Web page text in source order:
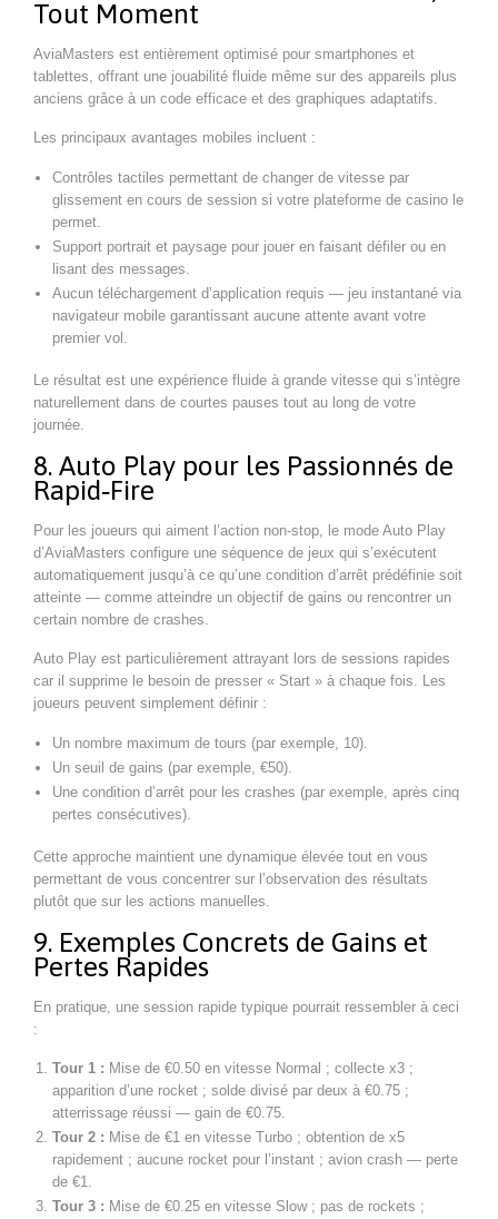
Tout Moment
AviaMasters est entièrement optimisé pour smartphones et
tablettes, offrant une jouabilité fluide même sur des appareils plus
anciens grâce à un code efficace et des graphiques adaptatifs.
Les principaux avantages mobiles incluent :
Contrôles tactiles permettant de changer de vitesse par
glissement en cours de session si votre plateforme de casino le
permet.
Support portrait et paysage pour jouer en faisant défiler ou en
lisant des messages.
Aucun téléchargement d’application requis — jeu instantané via
navigateur mobile garantissant aucune attente avant votre
premier vol.
Le résultat est une expérience fluide à grande vitesse qui s’intègre
naturellement dans de courtes pauses tout au long de votre
journée.
8. Auto Play pour les Passionnés de
Rapid‑Fire
Pour les joueurs qui aiment l’action non-stop, le mode Auto Play
d’AviaMasters configure une séquence de jeux qui s’exécutent
automatiquement jusqu’à ce qu’une condition d’arrêt prédéfinie soit
atteinte — comme atteindre un objectif de gains ou rencontrer un
certain nombre de crashes.
Auto Play est particulièrement attrayant lors de sessions rapides
car il supprime le besoin de presser « Start » à chaque fois. Les
joueurs peuvent simplement définir :
Un nombre maximum de tours (par exemple, 10).
Un seuil de gains (par exemple, €50).
Une condition d’arrêt pour les crashes (par exemple, après cinq
pertes consécutives).
Cette approche maintient une dynamique élevée tout en vous
permettant de vous concentrer sur l’observation des résultats
plutôt que sur les actions manuelles.
9. Exemples Concrets de Gains et
Pertes Rapides
En pratique, une session rapide typique pourrait ressembler à ceci
:
Tour 1 : Mise de €0.50 en vitesse Normal ; collecte x3 ;
apparition d’une rocket ; solde divisé par deux à €0.75 ;
atterrissage réussi — gain de €0.75.
Tour 2 : Mise de €1 en vitesse Turbo ; obtention de x5
rapidement ; aucune rocket pour l’instant ; avion crash — perte
de €1.
Tour 3 : Mise de €0.25 en vitesse Slow ; pas de rockets ;